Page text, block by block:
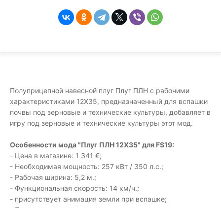
Полуприцепной навесной плуг Плуг ПЛН с рабочими
характеристиками 12X35, предназначенный для вспашки
почвы под зерновые и технические культуры, добавляет в
игру под зерновые и технические культуры этот мод.
Особенности мода "Плуг ПЛН 12X35" для FS19:
- Цена в магазине: 1 341 €;
- Необходимая мощность: 257 кВт / 350 л.с.;
- Рабочая ширина: 5,2 м.;
- Функциональная скорость: 14 км/ч.;
- присутствует анимация земли при вспашке;